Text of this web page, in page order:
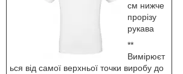
см нижче
прорізу
рукава
**
Вимірюєт
ься від самої верхньої точки виробу до